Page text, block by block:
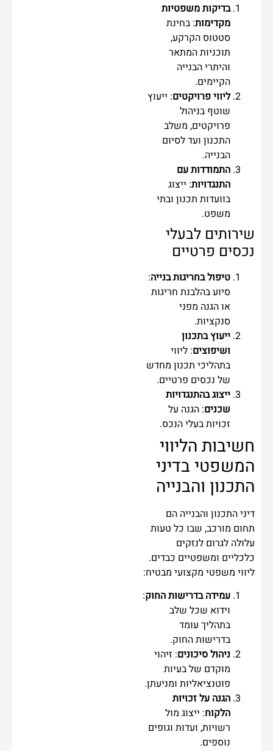
בדיקות משפטיות
מקדימות: בחינת
סטטוס הקרקע,
תוכניות המתאר
והיתרי הבנייה
הקיימים.
ליווי פרויקטים: ייעוץ
שוטף בניהול
פרויקטים, משלב
התכנון ועד לסיום
הבנייה.
התמודדות עם
התנגדויות: ייצוג
בוועדות תכנון ובתי
משפט.
שירותים לבעלי
נכסים פרטיים
טיפול בחריגות בנייה:
סיוע בהלבנת חריגות
או הגנה מפני
סנקציות.
ייעוץ בתכנון
ושיפוצים: ליווי
בתהליכי תכנון מחדש
של נכסים פרטיים.
ייצוג בהתנגדויות
שכנים: הגנה על
זכויות בעלי הנכס.
חשיבות הליווי
המשפטי בדיני
התכנון והבנייה
דיני התכנון והבנייה הם
תחום מורכב, שבו כל טעות
עלולה לגרום לנזקים
כלכליים ומשפטיים כבדים.
ליווי משפטי מקצועי מבטיח:
עמידה בדרישות החוק:
וידוא שכל שלב
בתהליך עומד
בדרישות החוק.
ניהול סיכונים: זיהוי
מוקדם של בעיות
פוטנציאליות ומניעתן.
הגנה על זכויות
הלקוח: ייצוג מול
רשויות, ועדות וגופים
נוספים.